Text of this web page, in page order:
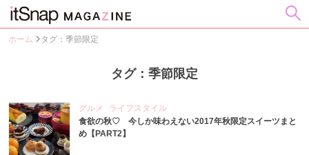
ホーム タグ：季節限定
タグ：季節限定
グルメ
ライフスタイル
食欲の秋♡ 今しか味わえない2017年秋限定スイーツまと
め【PART2】